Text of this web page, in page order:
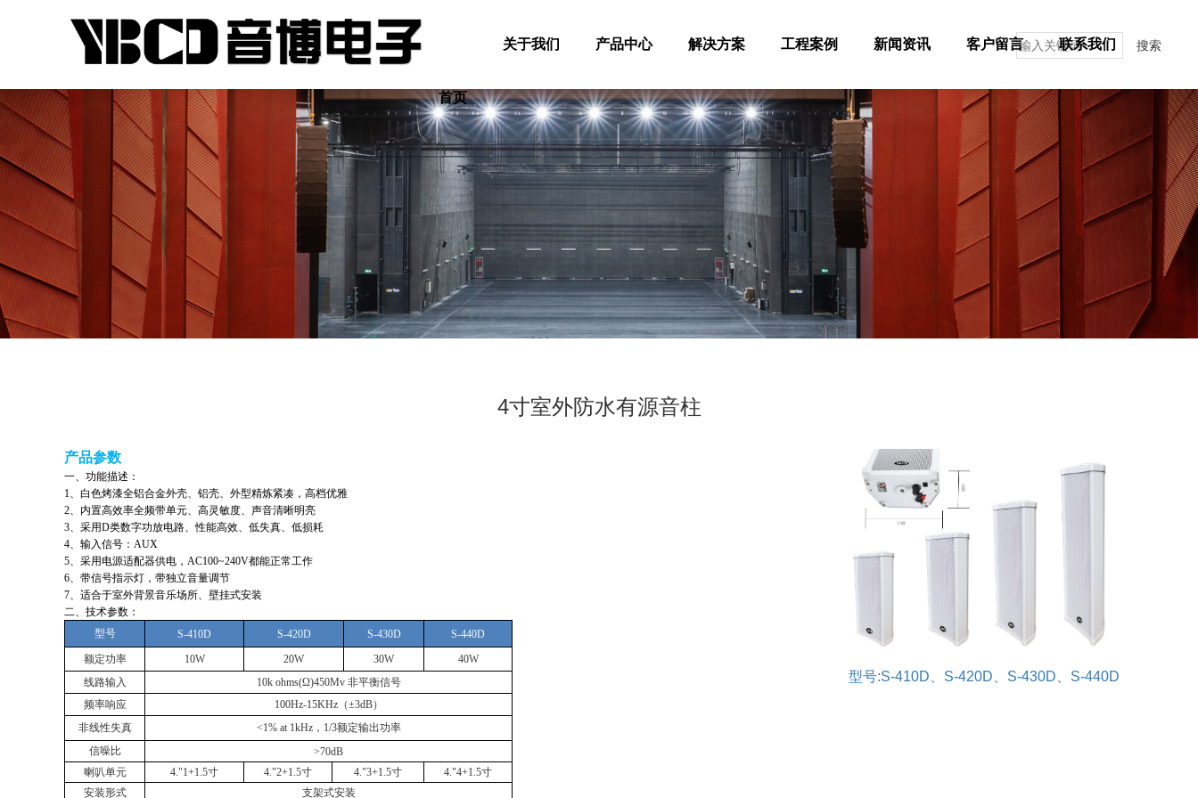
搜索
联系我们
客户留言
新闻资讯
工程案例
解决方案
产品中心
关于我们
首页
4寸室外防水有源音柱
产品参数
一、功能描述：
1、白色烤漆全铝合金外壳、铝壳、外型精炼紧凑，高档优雅
2、内置高效率全频带单元、高灵敏度、声音清晰明亮
3、采用D类数字功放电路、性能高效、低失真、低损耗
4、输入信号：AUX
5、采用电源适配器供电，AC100~240V都能正常工作
6、带信号指示灯，带独立音量调节
7、适合于室外背景音乐场所、壁挂式安装
二、技术参数：
型号
S-410D S-420D S-430D
S-440D
额定功率
10W 20W 30W
40W
线路输入
10k ohms(Ω)450Mv 非平衡信号
频率响应
100Hz-15KHz（±3dB）
非线性失真
<1% at 1kHz，1/3额定输出功率
信噪比
>70dB
喇叭单元
4."1+1.5寸 4."2+1.5寸 4."3+1.5寸
4."4+1.5寸
安装形式
支架式安装
型号:S-410D、S-420D、S-430D、S-440D